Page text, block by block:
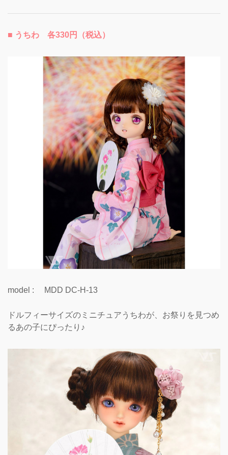
■ うちわ 各330円（税込）
model : MDD DC-H-13
ドルフィーサイズのミニチュアうちわが、お祭りを見つめ
るあの子にぴったり♪